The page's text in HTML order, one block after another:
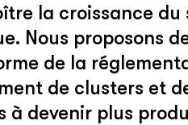
la croissance
Nous proposons
de la
de clusters et
à devenir plus